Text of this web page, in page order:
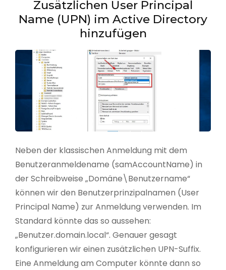
Zusätzlichen User Principal
Name (UPN) im Active Directory
hinzufügen
Neben der klassischen Anmeldung mit dem
Benutzeranmeldename (samAccountName) in
der Schreibweise „Domäne\Benutzername“
können wir den Benutzerprinzipalnamen (User
Principal Name) zur Anmeldung verwenden. Im
Standard könnte das so aussehen:
„Benutzer.domain.local“. Genauer gesagt
konfigurieren wir einen zusätzlichen UPN-Suffix.
Eine Anmeldung am Computer könnte dann so